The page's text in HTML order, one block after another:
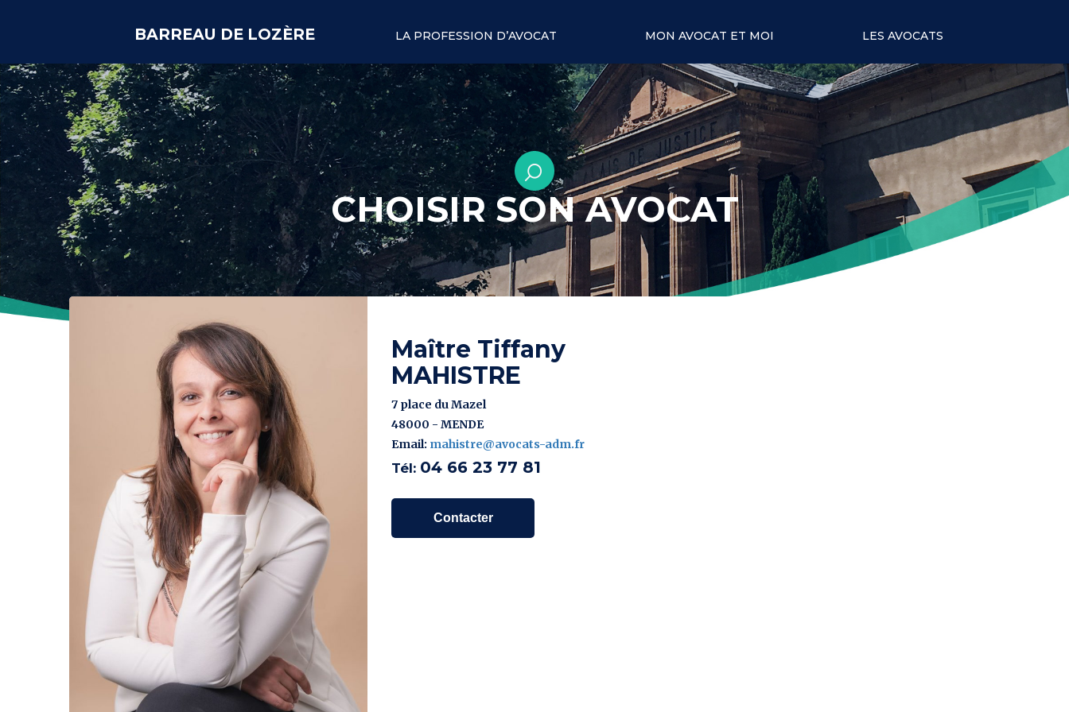
BARREAU DE LOZÈRE LA PROFESSION D’AVOCAT MON AVOCAT ET MOI LES AVOCATS
CHOISIR SON AVOCAT
Maître Tiffany
MAHISTRE
7 place du Mazel
48000 - MENDE
Email: mahistre@avocats-adm.fr
Tél: 04 66 23 77 81
Contacter